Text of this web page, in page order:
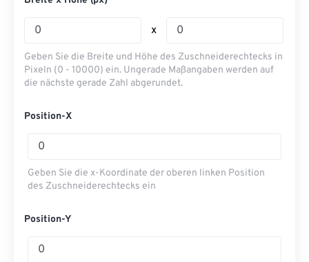
x
Geben Sie die Breite und Höhe des Zuschneiderechtecks ​​in
Pixeln (0 - 10000) ein. Ungerade Maßangaben werden auf
die nächste gerade Zahl abgerundet.
Position-X
Geben Sie die x-Koordinate der oberen linken Position
des Zuschneiderechtecks ​​ein
Position-Y